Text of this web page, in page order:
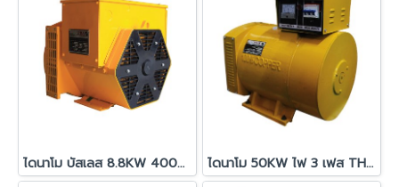
ไดนาโม บัสเลส 8.8KW 400V THE FOX ไดนาโม 50KW ไฟ 3 เฟส THE FOX